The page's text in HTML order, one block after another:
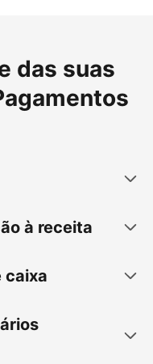
das suas
à receita
caixa